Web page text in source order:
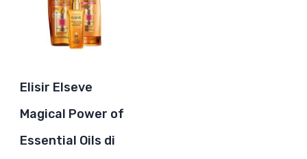
Elisir Elseve
Magical Power of
Essential Oils di